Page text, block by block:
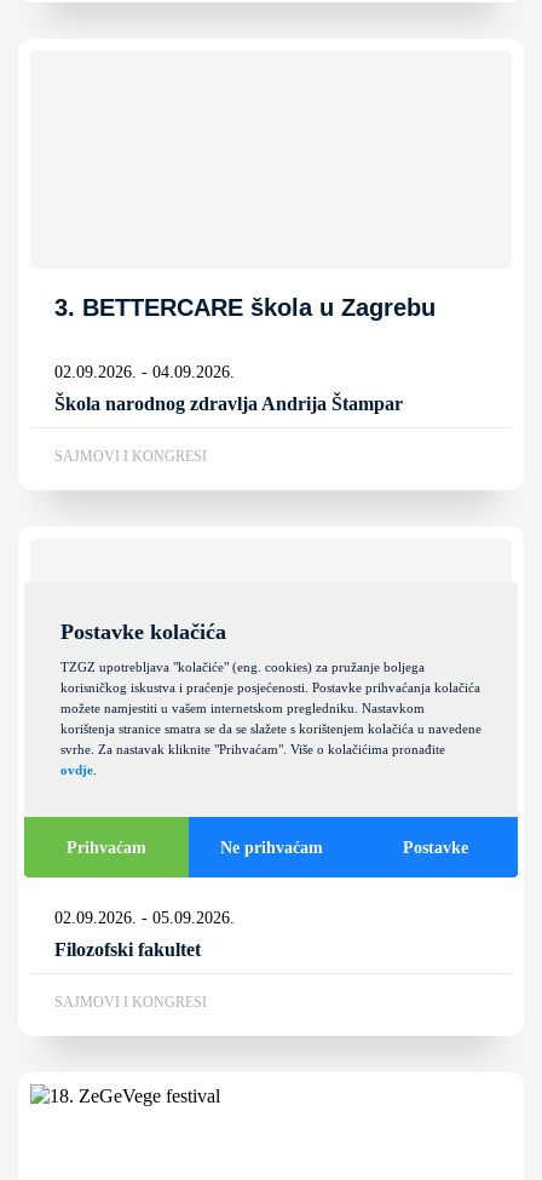
3. BETTERCARE škola u Zagrebu
02.09.2026. - 04.09.2026.
Škola narodnog zdravlja Andrija Štampar
SAJMOVI I KONGRESI
Society i konferencija romskih
studija 2026.
02.09.2026. - 05.09.2026.
Filozofski fakultet
SAJMOVI I KONGRESI
Postavke kolačića
TZGZ upotrebljava "kolačiće" (eng. cookies) za pružanje boljega
korisničkog iskustva i praćenje posjećenosti. Postavke prihvaćanja kolačića
možete namjestiti u vašem internetskom pregledniku. Nastavkom
korištenja stranice smatra se da se slažete s korištenjem kolačića u navedene
svrhe. Za nastavak kliknite "Prihvaćam". Više o kolačićima pronađite
ovdje
Prihvaćam Ne prihvaćam Postavke